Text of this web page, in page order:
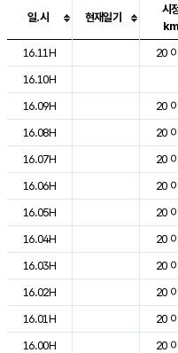
도시별 기상실황표로 지점, 날
일.시 현재일기
시
km
16.11H
20
16.10H
16.09H
20
16.08H
20
16.07H
20
16.06H
20
16.05H
20
16.04H
20
16.03H
20
16.02H
20
16.01H
20
16.00H
20